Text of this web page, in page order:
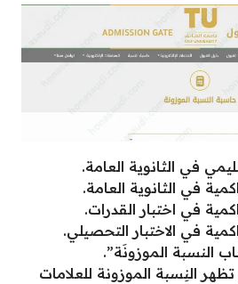
في الثانوية العامة.
في الثانوية العامة.
في اختبار القدرات.
في الاختبار التحصيلي.
النسبة الموزونَة”.
تظهر النِسبة الموزونة للعلامات